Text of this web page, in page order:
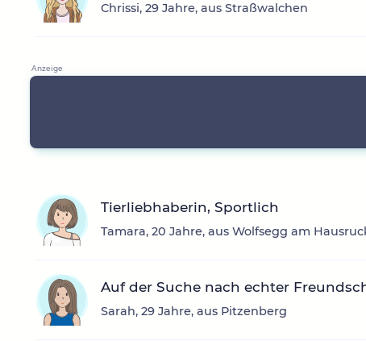
Chrissi, 29 Jahre, aus Straßwalchen
Tierliebhaberin, Sportlich
Tamara, 20 Jahre, aus Wolfsegg am
Auf der Suche nach echter
Sarah, 29 Jahre, aus Pitzenberg